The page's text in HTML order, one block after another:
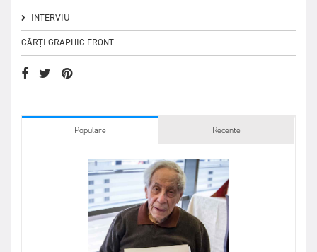
INTERVIU
CĂRȚI GRAPHIC FRONT
Populare Recente